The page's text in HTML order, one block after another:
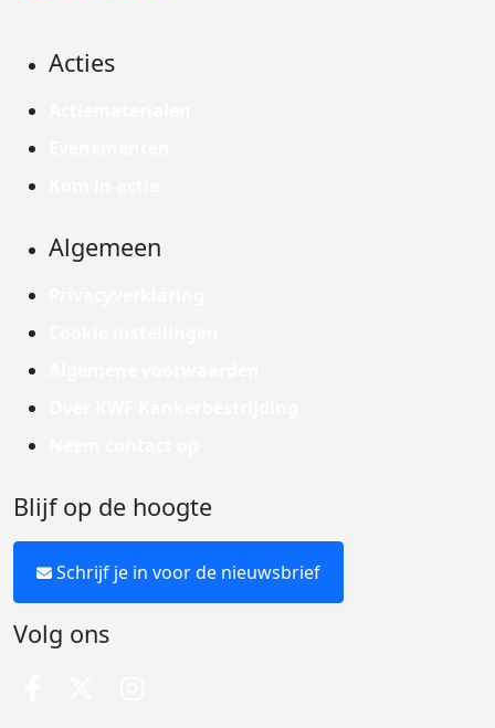
Acties
Algemeen
Blijf op de hoogte
Schrijf je in voor de nieuwsbrief
Volg ons